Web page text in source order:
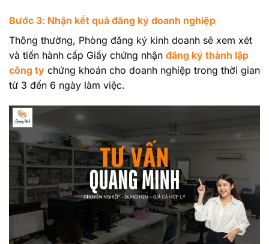
Bước 3: Nhận kết quả đăng ký doanh nghiệp
Thông thường, Phòng đăng ký kinh doanh sẽ xem xét
và tiến hành cấp Giấy chứng nhận đăng ký thành lập
công ty chứng khoán cho doanh nghiệp trong thời gian
từ 3 đến 6 ngày làm việc.